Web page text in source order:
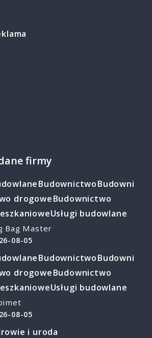
firmy
BudownictwoBudowni
drogoweBudownictwo
Usługi budowlane
Bag Master
08-05
BudownictwoBudowni
drogoweBudownictwo
Usługi budowlane
08-05
i uroda